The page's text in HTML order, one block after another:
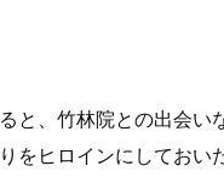
と、竹林院との出会い
をヒロインにしておい